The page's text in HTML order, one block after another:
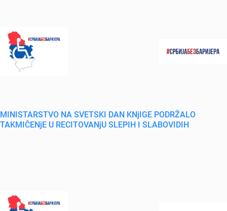
MINISTARSTVO NA SVETSKI DAN KNjIGE PODRŽALO
TAKMIČENjE U RECITOVANjU SLEPIH I SLABOVIDIH